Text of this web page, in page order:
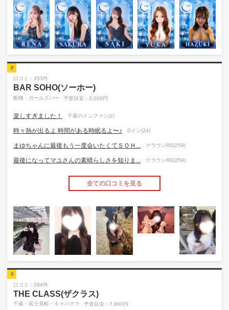
8
口コミ：353件
BAR SOHO(ソーホー)
船橋・ガールズバー 予算目安：3,000円
楽しすぎました！ 千葉のドンファン(2)
時々熱が出るよ 時間がある時眠るよ〜♪ Dドン(24)
まゆちゃんに最後もう一度会いたくてＳＯＨ... クラウンRS(259)
最後になってマユさんの素晴らしさを知りま... クラウンRS(259)
全ての口コミを見る
9
口コミ：294件
THE CLASS(ザクラス)
千葉・富士見町・キャバクラ 予算目安：7,800円